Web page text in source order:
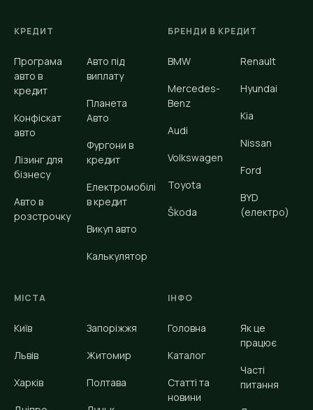
КРЕДИТ
Програма
авто в
кредит
Конфіскат
авто
Лізинг для
бізнесу
Авто в
розстрочку
Авто під
виплату
Планета
Авто
Фургони в
кредит
Електромобілі
в кредит
Викуп авто
Калькулятор
БРЕНДИ В КРЕДИТ
BMW
Mercedes-
Benz
Audi
Volkswagen
Toyota
Škoda
Renault
Hyundai
Kia
Nissan
Ford
BYD
(електро)
МІСТА
Київ
Львів
Харків
Запоріжжя
Житомир
Полтава
ІНФО
Головна
Каталог
Статті та
новини
Як це
працює
Часті
питання